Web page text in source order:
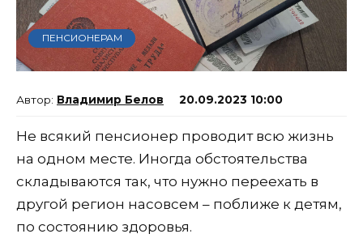
ПЕНСИОНЕРАМ
Владимир Белов 20.09.2023 10:00
Не всякий пенсионер проводит всю жизнь
на одном месте. Иногда обстоятельства
складываются так, что нужно переехать в
другой регион насовсем – поближе к детям,
по состоянию здоровья.